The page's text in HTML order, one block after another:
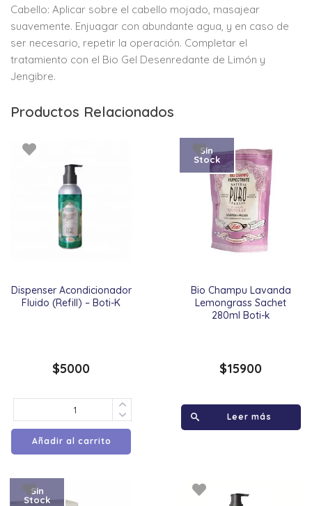
Cabello: Aplicar sobre el cabello mojado, masajear
suavemente. Enjuagar con abundante agua, y en caso de
ser necesario, repetir la operación. Completar el
tratamiento con el Bio Gel Desenredante de Limón y
Jengibre.
Productos Relacionados
Dispenser Acondicionador
Fluido (Refill) – Boti-K
$5000
Añadir al carrito
Bio Champu Lavanda
Lemongrass Sachet
280ml Boti-k
Sin
Stock
$15900
Leer más
Sin
Stock